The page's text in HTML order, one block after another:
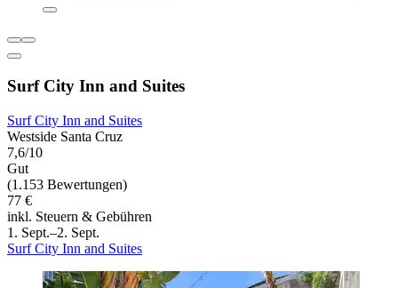
Surf City Inn and Suites
Surf City Inn and Suites
Westside Santa Cruz
7,6/10
Gut
(1.153 Bewertungen)
77 €
inkl. Steuern & Gebühren
1. Sept.–2. Sept.
Surf City Inn and Suites